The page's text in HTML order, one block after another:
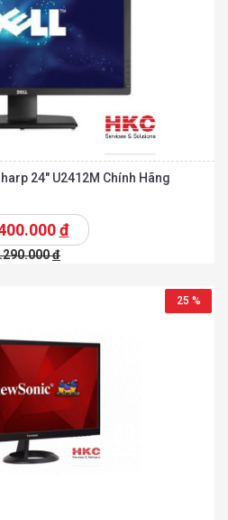
24″ U2412M Chính Hãng
đ
đ
25 %